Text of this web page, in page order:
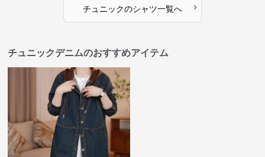
チュニックのシャツ一覧へ ›
チュニックデニムのおすすめアイテム